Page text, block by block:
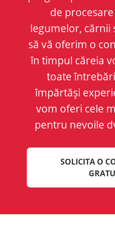
de
legumelor, cărnii
să vă oferim o
în timpul căreia
toate
împărtăși
vom oferi cele
pentru nevoile
SOLICITA O